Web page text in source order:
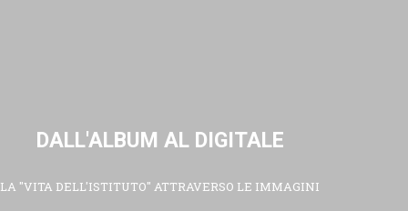
DALL'ALBUM AL DIGITALE
LA "VITA DELL'ISTITUTO" ATTRAVERSO LE IMMAGINI